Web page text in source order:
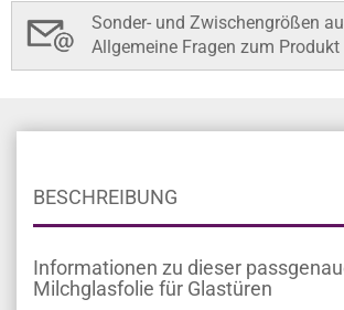
Sonder- und Zwischengrößen
Allgemeine Fragen zum Produkt
BESCHREIBUNG
Informationen zu dieser
Milchglasfolie für Glastüren